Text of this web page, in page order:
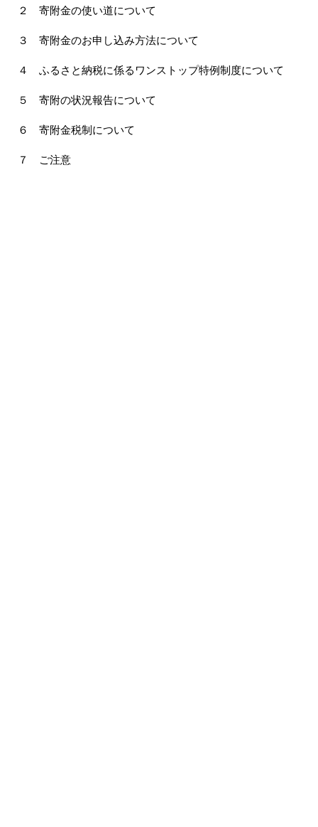
２ 寄附金の使い道について
３ 寄附金のお申し込み方法について
４ ふるさと納税に係るワンストップ特例制度について
５ 寄附の状況報告について
６ 寄附金税制について
７ ご注意